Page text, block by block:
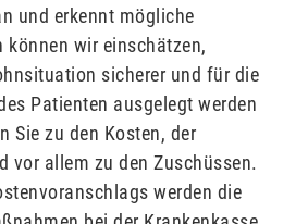
und erkennt mögliche
können wir einschätzen,
sicherer und für die
Patienten ausgelegt werden
Sie zu den Kosten, der
vor allem zu den Zuschüssen.
werden die